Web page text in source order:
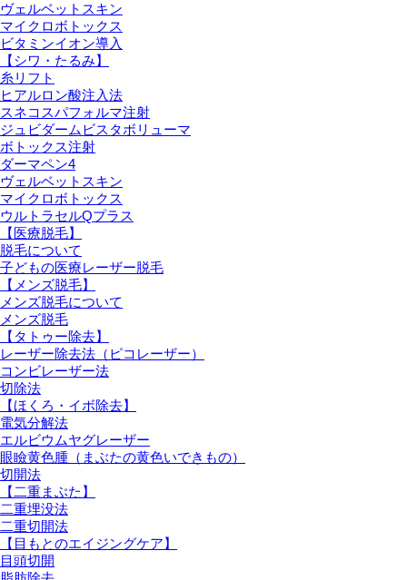
ヴェルベットスキン
マイクロボトックス
ビタミンイオン導入
【シワ・たるみ】
糸リフト
ヒアルロン酸注入法
スネコスパフォルマ注射
ジュビダームビスタボリューマ
ボトックス注射
ダーマペン4
ヴェルベットスキン
マイクロボトックス
ウルトラセルQプラス
【医療脱毛】
脱毛について
子どもの医療レーザー脱毛
【メンズ脱毛】
メンズ脱毛について
メンズ脱毛
【タトゥー除去】
レーザー除去法（ピコレーザー）
コンビレーザー法
切除法
【ほくろ・イボ除去】
電気分解法
エルビウムヤグレーザー
眼瞼黄色腫（まぶたの黄色いできもの）
切開法
【二重まぶた】
二重埋没法
二重切開法
【目もとのエイジングケア】
目頭切開